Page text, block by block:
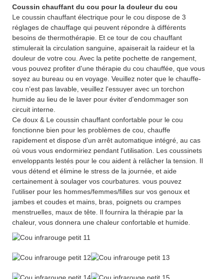
Coussin chauffant du cou pour la douleur du cou
Le coussin chauffant électrique pour le cou dispose de 3
réglages de chauffage qui peuvent répondre à différents
besoins de thermothérapie. Et ce tour de cou chauffant
stimulerait la circulation sanguine, apaiserait la raideur et la
douleur de votre cou. Avec la petite pochette de rangement,
vous pouvez profiter d'une thérapie du cou chauffée, que vous
soyez au bureau ou en voyage. Veuillez noter que le chauffe-
cou n'est pas lavable, veuillez l'essuyer avec un torchon
humide au lieu de le laver pour éviter d'endommager son
circuit interne.
Ce doux & Le coussin chauffant confortable pour le cou
fonctionne bien pour les problèmes de cou, chauffe
rapidement et dispose d'un arrêt automatique intégré, au cas
où vous vous endormiriez pendant l'utilisation. Les coussinets
enveloppants lestés pour le cou aident à relâcher la tension. Il
vous détend et élimine le stress de la journée, et aide
certainement à soulager vos courbatures. vous pouvez
l'utiliser pour les hommes/femmes/filles sur vos genoux et
jambes et coudes et mains, bras, poignets ou crampes
menstruelles, maux de tête. Il fournira la thérapie par la
chaleur, vous donnera une chaleur confortable et humide.